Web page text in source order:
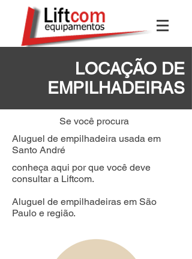
LOCAÇÃO DE
EMPILHADEIRAS
Se você procura
Aluguel de empilhadeira usada em
Santo André
conheça aqui por que você deve
consultar a Liftcom.
Aluguel de empilhadeiras em São
Paulo e região.